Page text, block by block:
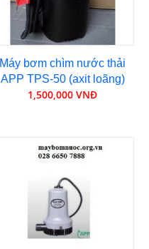
Máy bơm chìm nước thải
APP TPS-50 (axit loãng)
1,500,000 VNĐ